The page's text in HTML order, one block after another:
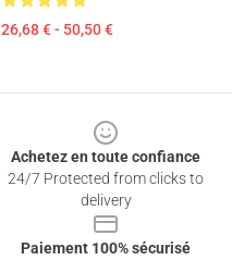
26,68 € - 50,50 €
Achetez en toute confiance
24/7 Protected from clicks to
delivery
Paiement 100% sécurisé